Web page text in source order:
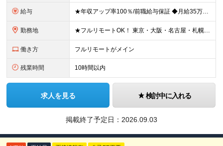
給与 ★年収アップ率100％/前職給与保証 ◆月給35万円～110万円＜入社時から年収200万円UP実現多数！還元率80％以上＞ ※上記は最低保証額。経験・年齢・能力などを考慮の上、優遇いたします。 ※上
勤務地 ★フルリモートOK！ 東京・大阪・名古屋・札幌・福岡の支社及び周辺のプロジェクト先（関東・関西・東海・北海道・福岡）での勤務となります。 ※勤務地はお選びいただけます ※希望されない転勤は発生しま
働き方 フルリモートがメイン
残業時間 10時間以内
求人を見る 検討中に入れる
掲載終了予定日： 2026.09.03